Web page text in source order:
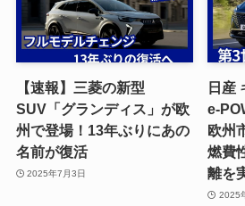
【速報】三菱の新型
SUV「グランディス」が欧
州で登場！13年ぶりにあの
名前が復活
2025年7月3日
日産
e-
欧州
燃費
離を
2025